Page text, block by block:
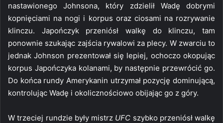
nastawionego Johnsona, który zdzielił Wadę dobrymi
kopnięciami na nogi i korpus oraz ciosami na rozrywanie
klinczu. Japończyk przeniósł walkę do klinczu, tam
ponownie szukając zajścia rywalowi za plecy. W zwarciu to
jednak Johnson prezentował się lepiej, ochoczo okopując
korpus Japończyka kolanami, by następnie przewrócić go.
Do końca rundy Amerykanin utrzymał pozycję dominującą,
kontrolując Wadę i okolicznościowo obijając go z góry.
W trzeciej rundzie były mistrz UFC szybko przeniósł walkę